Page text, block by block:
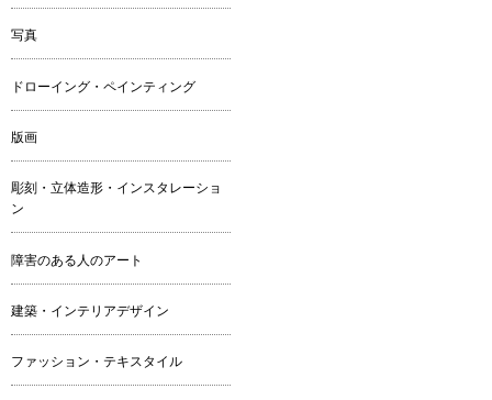
写真
ドローイング・ペインティング
版画
彫刻・立体造形・インスタレーショ
ン
障害のある人のアート
建築・インテリアデザイン
ファッション・テキスタイル